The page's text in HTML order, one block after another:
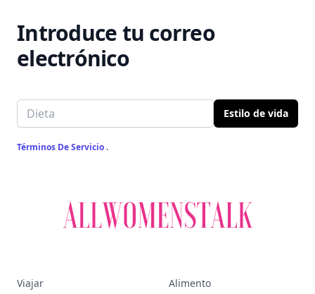
Introduce tu correo
electrónico
Email address Estilo de vida
Términos De Servicio .
Viajar Alimento